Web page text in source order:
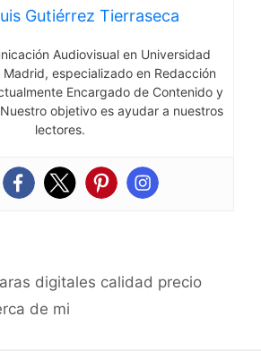
Gutiérrez Tierraseca
Audiovisual en Universidad
especializado en Redacción
Encargado de Contenido y
objetivo es ayudar a nuestros
lectores.
digitales calidad precio
de mi